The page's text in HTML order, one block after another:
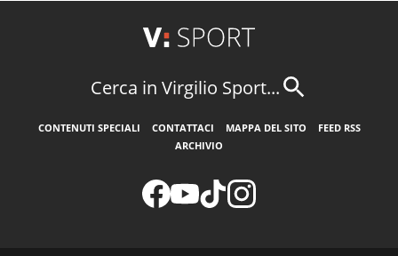
Cerca in Virgilio Sport...
CONTENUTI SPECIALI CONTATTACI MAPPA DEL SITO
FEED RSS
ARCHIVIO